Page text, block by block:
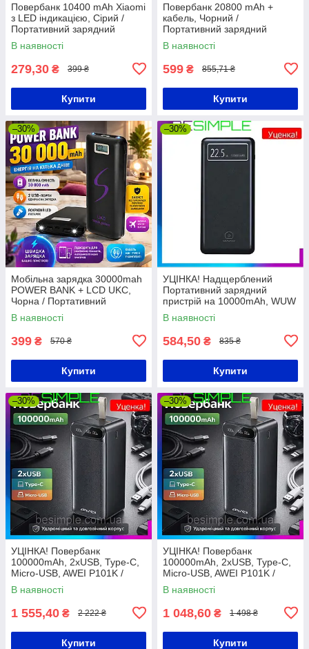
Повербанк 10400 mAh Xiaomi
з LED індикацією, Сірий /
Портативний зарядний
пристрій / Power Bank
В наявності
279,30 ₴ 399 ₴
Купити
Повербанк 20800 mAh +
кабель, Чорний /
Портативний зарядний
пристрій / Повербанк для
телефону / Power bank
В наявності
599 ₴ 855,71 ₴
Купити
–30%
Мобільна зарядка 30000mah
POWER BANK + LCD UKC,
Чорна / Портативний
зарядний пристрій /
Повербанк
В наявності
399 ₴ 570 ₴
Купити
–30%
УЦІНКА! Надщерблений
Портативний зарядний
пристрій на 10000mAh, WUW
Y110 / Повербанк для
зарядки телефону
В наявності
584,50 ₴ 835 ₴
Купити
–30%
УЦІНКА! Повербанк
100000mAh, 2хUSB, Type-C,
Micro-USB, AWEI P101K /
Павербанк для телефону /
УМБ / Зовнішній акумулятор
В наявності
1 555,40 ₴ 2 222 ₴
Купити
–30%
УЦІНКА! Повербанк
100000mAh, 2хUSB, Type-C,
Micro-USB, AWEI P101K /
Павербанк для телефону /
УМБ / Зовнішній акумулятор
В наявності
1 048,60 ₴ 1 498 ₴
Купити